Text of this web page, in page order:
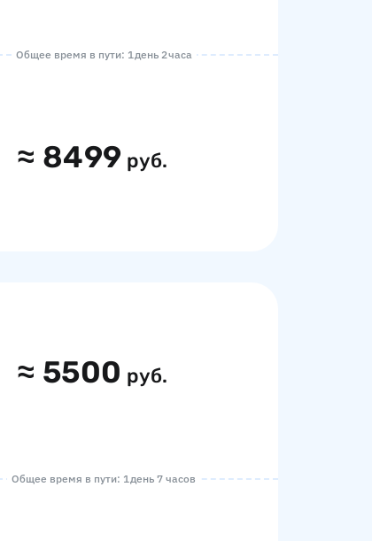
Общее время в пути: 1 день 2 часа
≈ 8499 руб.
≈ 5500 руб.
Общее время в пути: 1 день 7 часов